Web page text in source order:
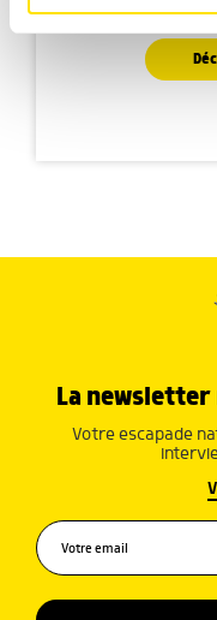
médias sociaux et
notre site avec nos
publicité et
La
Votre escapade